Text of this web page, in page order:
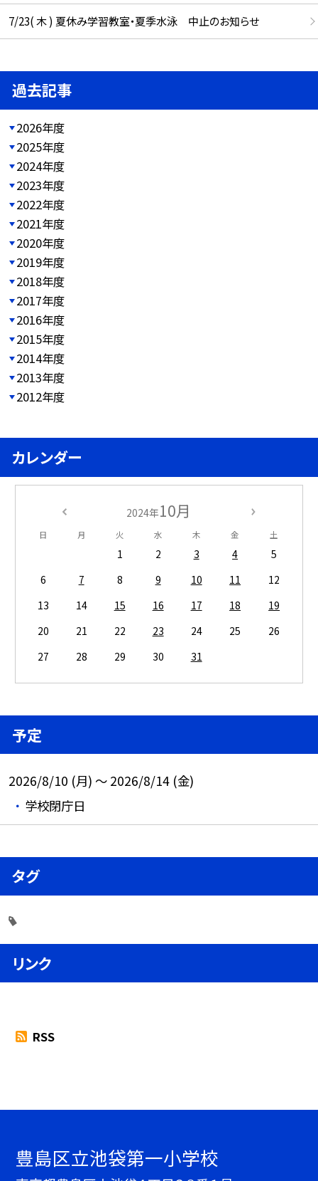
7/23( 木 ) 夏休み学習教室・夏季水泳 中止のお知らせ
過去記事
2026年度
2025年度
2024年度
2023年度
2022年度
2021年度
2020年度
2019年度
2018年度
2017年度
2016年度
2015年度
2014年度
2013年度
2012年度
カレンダー
2024年10月
日 月 火 水 木 金 土
1 2 3 4
5
6
7 8 9 10 11
12
13
14 15 16 17 18
19
20
21 22 23 24 25
26
27
28 29 30 31
予定
2026/8/10 (月) ～ 2026/8/14 (金)
学校閉庁日
タグ
リンク
RSS
豊島区立池袋第一小学校